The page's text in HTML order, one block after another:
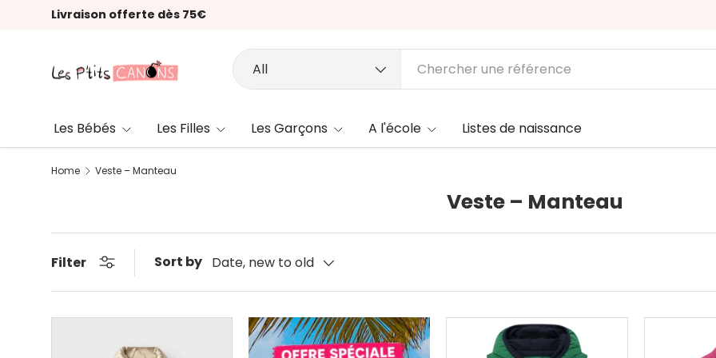
Livraison offerte dès 75€
Search
Product type
All
Les Bébés Les Filles Les Garçons A l'école Listes de naissance
Home Veste – Manteau
Veste – Manteau
Filter Sort by Date, new to old